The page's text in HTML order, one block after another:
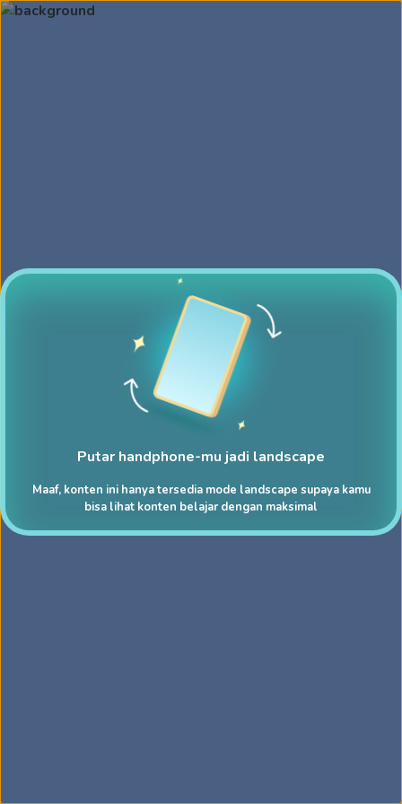
Putar handphone-mu jadi landscape
Maaf, konten ini hanya tersedia mode landscape supaya kamu
bisa lihat konten belajar dengan maksimal